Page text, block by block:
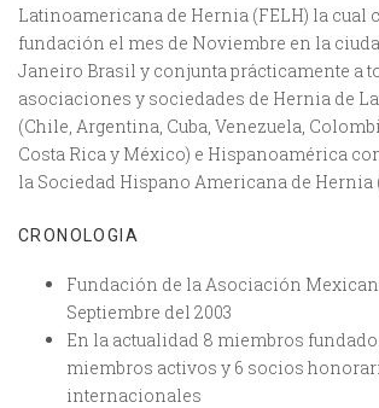
Latinoamericana de Hernia (FELH) la cual
fundación el mes de Noviembre en la
Janeiro Brasil y conjunta prácticamente a
asociaciones y sociedades de Hernia de
(Chile, Argentina, Cuba, Venezuela,
Costa Rica y México) e Hispanoamérica
la Sociedad Hispano Americana de Hernia
CRONOLOGIA
Fundación de la Asociación
Septiembre del 2003
En la actualidad 8 miembros
miembros activos y 6 socios
internacionales